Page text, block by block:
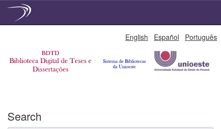
English Español Português
Search